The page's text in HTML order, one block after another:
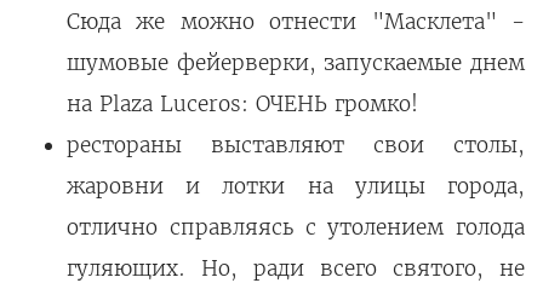
Сюда же можно отнести "Масклета" -
шумовые фейерверки, запускаемые днем
на Plaza Luceros: ОЧЕНЬ громко!
рестораны выставляют свои столы,
жаровни и лотки на улицы города,
отлично справляясь с утолением голода
гуляющих. Но, ради всего святого, не